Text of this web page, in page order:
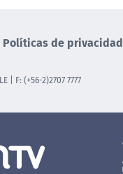
Políticas de privacidad
| F: (+56-2)2707 7777